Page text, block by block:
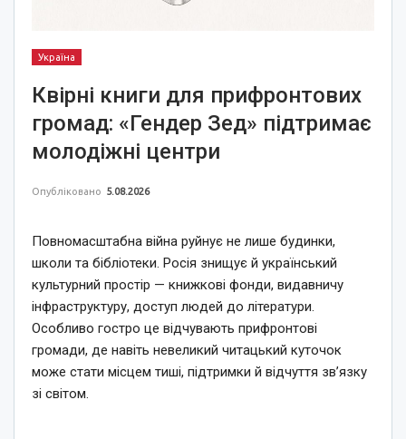
Україна
Квірні книги для прифронтових
громад: «Гендер Зед» підтримає
молодіжні центри
Опубліковано 5.08.2026
Повномасштабна війна руйнує не лише будинки,
школи та бібліотеки. Росія знищує й український
культурний простір — книжкові фонди, видавничу
інфраструктуру, доступ людей до літератури.
Особливо гостро це відчувають прифронтові
громади, де навіть невеликий читацький куточок
може стати місцем тиші, підтримки й відчуття зв’язку
зі світом.